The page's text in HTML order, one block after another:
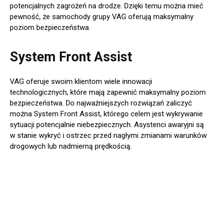
potencjalnych zagrożeń na drodze. Dzięki temu można mieć
pewność, że samochody grupy VAG oferują maksymalny
poziom bezpieczeństwa.
System Front Assist
VAG oferuje swoim klientom wiele innowacji
technologicznych, które mają zapewnić maksymalny poziom
bezpieczeństwa. Do najważniejszych rozwiązań zaliczyć
można System Front Assist, którego celem jest wykrywanie
sytuacji potencjalnie niebezpiecznych. Asystenci awaryjni są
w stanie wykryć i ostrzec przed nagłymi zmianami warunków
drogowych lub nadmierną prędkością.